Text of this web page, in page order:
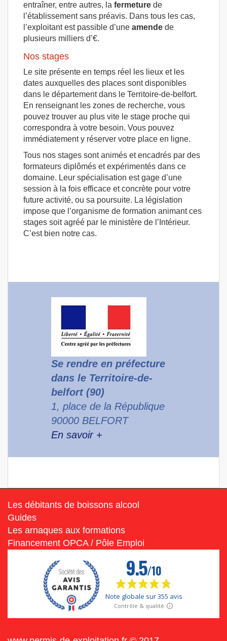
entraîner, entre autres, la fermeture de
l’établissement sans préavis. Dans tous les cas,
l’exploitant est passible d’une amende de
plusieurs milliers d’€.
Nos stages
Le site présente en temps réel les lieux et les
dates auxquelles des places sont disponibles
dans le département dans le Territoire-de-belfort.
En renseignant les zones de recherche, vous
pouvez trouver au plus vite le stage proche qui
correspondra à votre besoin. Vous pouvez
immédiatement y réserver votre place en ligne.
Tous nos stages sont animés et encadrés par des
formateurs diplômés et expérimentés dans ce
domaine. Leur spécialisation est gage d’une
session à la fois efficace et concrète pour votre
future activité, ou sa poursuite. La législation
impose que l’organisme de formation animant ces
stages soit agréé par le ministère de l’Intérieur.
C’est bien notre cas.
Se rendre en préfecture
dans le Territoire-de-
belfort (90)
1, place de la République
90000 BELFORT
En savoir +
Les débitants de boissons alcool
Guides
Les arnaques aux formations
Financement OPCA / Pôle Emploi